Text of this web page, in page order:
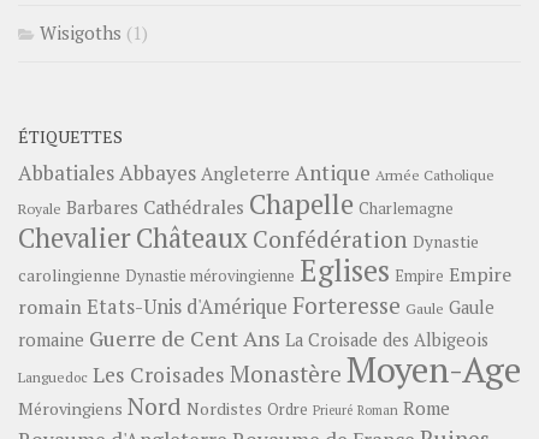
Wisigoths (1)
ÉTIQUETTES
AbbatialesAbbayes Angleterre Antique Armée Catholique
Royale Barbares Cathédrales Chapelle Charlemagne
ChevalierChâteauxConfédération Dynastie
carolingienne Dynastie mérovingienne Eglises Empire Empire
romainEtats-Unis d'Amérique Forteresse Gaule Gaule
romaine Guerre de Cent Ans La Croisade des Albigeois
Languedoc Les Croisades Monastère Moyen-Age
Mérovingiens Nord Nordistes Ordre Prieuré Roman Rome